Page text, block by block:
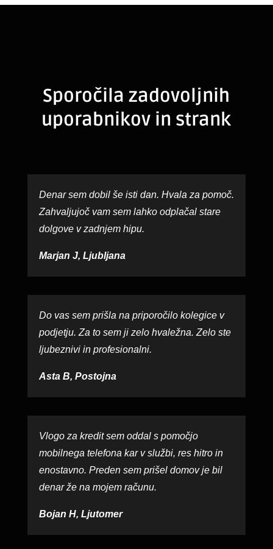
Sporočila zadovoljnih
uporabnikov in strank
Denar sem dobil še isti dan. Hvala za pomoč.
Zahvaljujoč vam sem lahko odplačal stare
dolgove v zadnjem hipu.
Marjan J, Ljubljana
Do vas sem prišla na priporočilo kolegice v
podjetju. Za to sem ji zelo hvaležna. Zelo ste
ljubeznivi in profesionalni.
Asta B, Postojna
Vlogo za kredit sem oddal s pomočjo
mobilnega telefona kar v službi, res hitro in
enostavno. Preden sem prišel domov je bil
denar že na mojem računu.
Bojan H, Ljutomer